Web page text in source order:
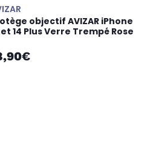
objectif AVIZAR iPhone
et 14 Plus Verre Trempé Rose